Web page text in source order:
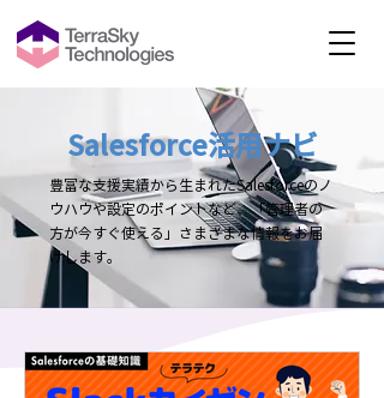
Salesforce活用ナビ
豊富な支援実績から生まれたSalesforceのノ
ウハウや設定のポイントなど、「管理者の
方が今すぐ使える」さまざまな情報をお届
けします。